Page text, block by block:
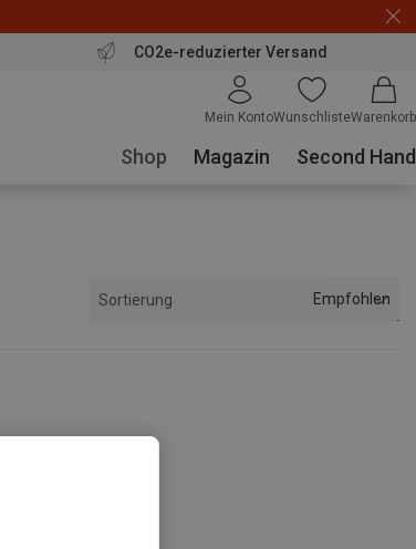
CO2e-reduzierter Versand
Mein KontoWunschlisteWarenkorb
Shop Magazin Second Hand
Sortierung Empfohlen